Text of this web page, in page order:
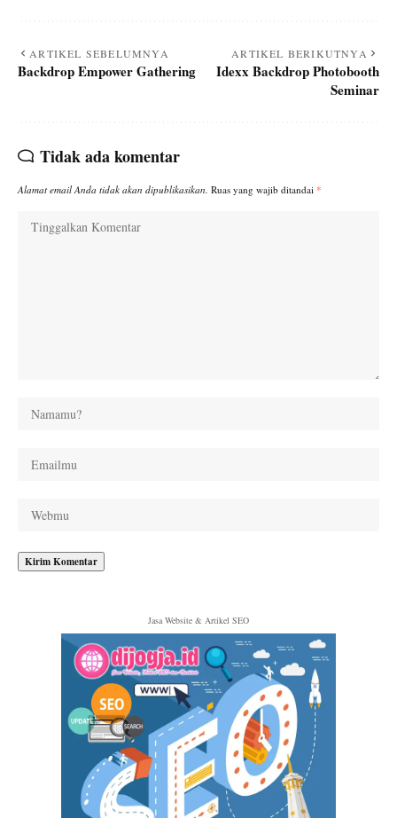
ARTIKEL SEBELUMNYA
Backdrop Empower Gathering
ARTIKEL BERIKUTNYA
Idexx Backdrop Photobooth
Seminar
Tidak ada komentar
Alamat email Anda tidak akan dipublikasikan. Ruas yang wajib ditandai *
Jasa Website & Artikel SEO